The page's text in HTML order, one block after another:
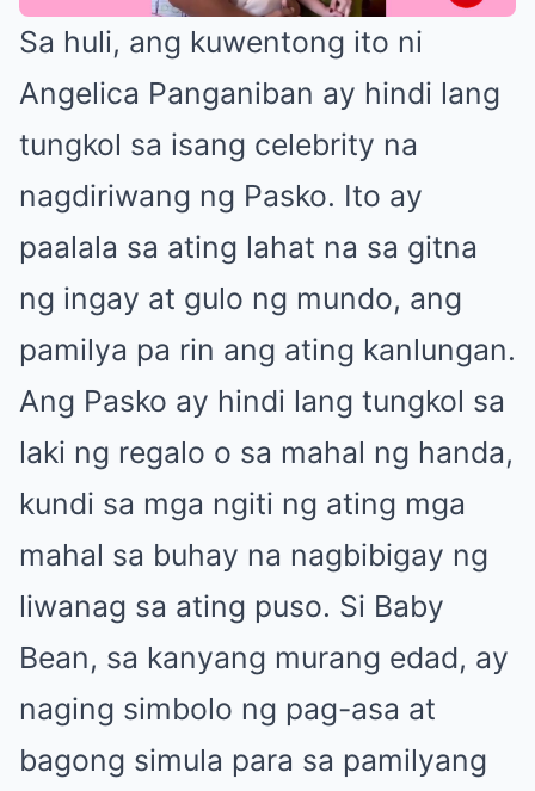
Sa huli, ang kuwentong ito ni
Angelica Panganiban ay hindi lang
tungkol sa isang celebrity na
nagdiriwang ng Pasko. Ito ay
paalala sa ating lahat na sa gitna
ng ingay at gulo ng mundo, ang
pamilya pa rin ang ating kanlungan.
Ang Pasko ay hindi lang tungkol sa
laki ng regalo o sa mahal ng handa,
kundi sa mga ngiti ng ating mga
mahal sa buhay na nagbibigay ng
liwanag sa ating puso. Si Baby
Bean, sa kanyang murang edad, ay
naging simbolo ng pag-asa at
bagong simula para sa pamilyang